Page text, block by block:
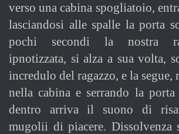
verso una cabina spogliatoio,
lasciandosi alle spalle la porta
pochi secondi la nostra
ipnotizzata, si alza a sua volta,
incredulo del ragazzo, e la segue,
nella cabina e serrando la
dentro arriva il suono di
mugolii di piacere. Dissolvenza